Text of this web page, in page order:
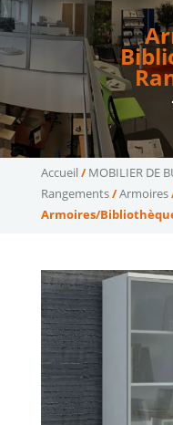
Accueil /MOBILIER DE
Rangements/Armoires
Armoires/